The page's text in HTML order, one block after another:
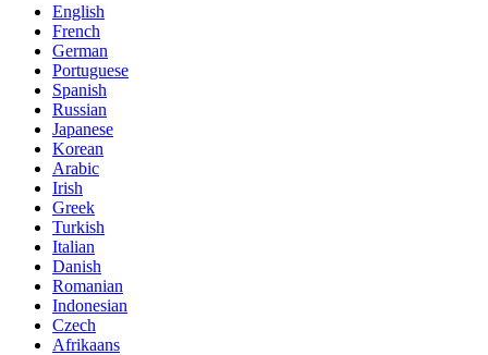
English
French
German
Portuguese
Spanish
Russian
Japanese
Korean
Arabic
Irish
Greek
Turkish
Italian
Danish
Romanian
Indonesian
Czech
Afrikaans